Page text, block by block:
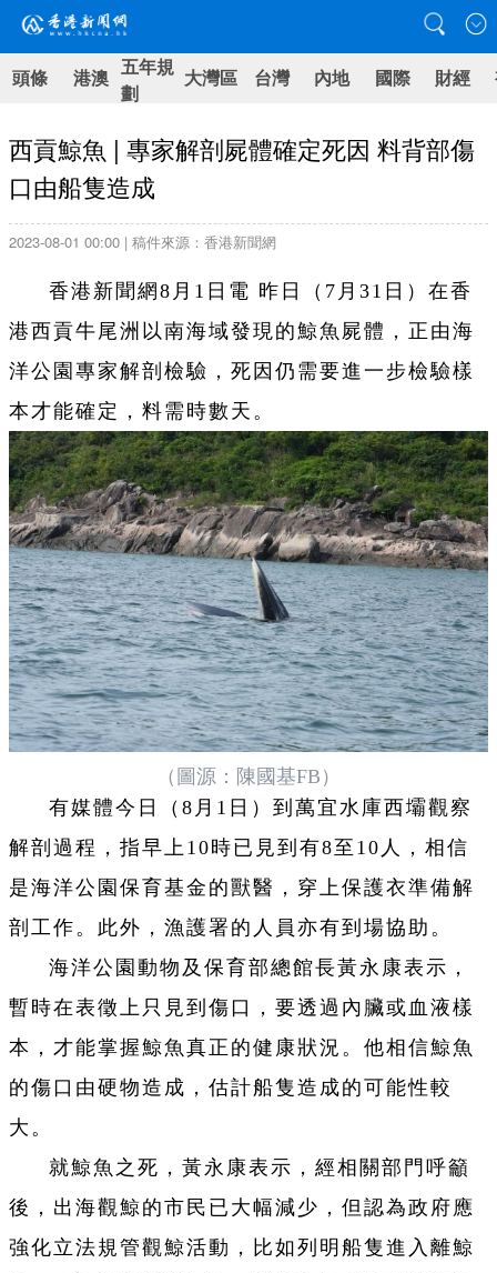
頭條 港澳 五年規
劃
大灣區 台灣 內地 國際 財經
西貢鯨魚 | 專家解剖屍體確定死因 料背部傷
口由船隻造成
2023-08-01 00:00 | 稿件來源：香港新聞網
香港新聞網8月1日電 昨日（7月31日）在香
港西貢牛尾洲以南海域發現的鯨魚屍體，正由海
洋公園專家解剖檢驗，死因仍需要進一步檢驗樣
本才能確定，料需時數天。
（圖源：陳國基FB）
有媒體今日（8月1日）到萬宜水庫西壩觀察
解剖過程，指早上10時已見到有8至10人，相信
是海洋公園保育基金的獸醫，穿上保護衣準備解
剖工作。此外，漁護署的人員亦有到場協助。
海洋公園動物及保育部總館長黃永康表示，
暫時在表徵上只見到傷口，要透過內臟或血液樣
本，才能掌握鯨魚真正的健康狀況。他相信鯨魚
的傷口由硬物造成，估計船隻造成的可能性較
大。
就鯨魚之死，黃永康表示，經相關部門呼籲
後，出海觀鯨的市民已大幅減少，但認為政府應
強化立法規管觀鯨活動，比如列明船隻進入離鯨